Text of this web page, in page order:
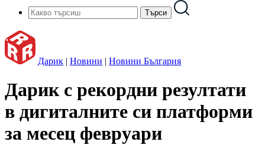
Дарик | Новини | Новини България
Дарик с рекордни резултати
в дигиталните си платформи
за месец февруари